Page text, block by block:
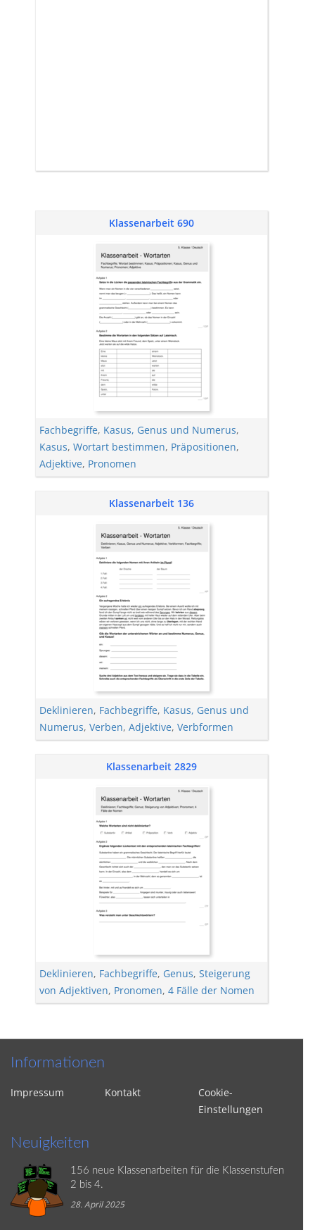
Klassenarbeit 690
Fachbegriffe, Kasus, Genus und Numerus,
Kasus, Wortart bestimmen, Präpositionen,
Adjektive, Pronomen
Klassenarbeit 136
Deklinieren, Fachbegriffe, Kasus, Genus und
Numerus, Verben, Adjektive, Verbformen
Klassenarbeit 2829
Deklinieren, Fachbegriffe, Genus, Steigerung
von Adjektiven, Pronomen, 4 Fälle der Nomen
Informationen
Impressum Kontakt
Cookie-
Einstellungen
Neuigkeiten
156 neue Klassenarbeiten für die Klassenstufen
2 bis 4.
28. April 2025